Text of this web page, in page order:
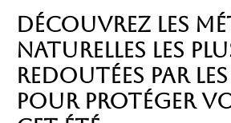
Découvrez les
naturelles les
redoutées par les
pour protéger